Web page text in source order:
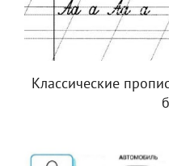
Классические